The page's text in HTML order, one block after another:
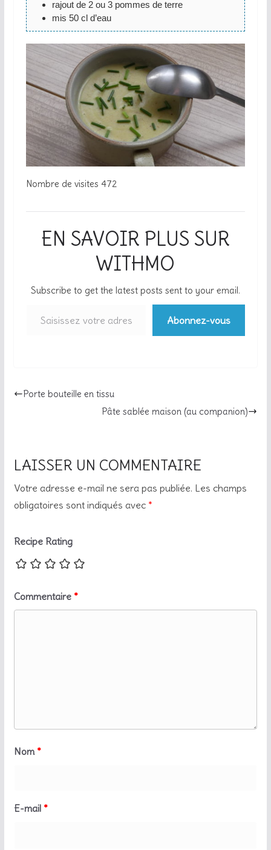
rajout de 2 ou 3 pommes de terre
mis 50 cl d’eau
Nombre de visites 472
EN SAVOIR PLUS SUR
WITHMO
Subscribe to get the latest posts sent to your email.
Abonnez-vous
Porte bouteille en tissu
Pâte sablée maison (au companion)
LAISSER UN COMMENTAIRE
Votre adresse e-mail ne sera pas publiée. Les champs
obligatoires sont indiqués avec *
Recipe Rating
Commentaire *
Nom *
E-mail *